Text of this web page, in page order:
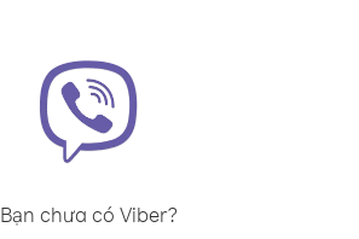
Bạn chưa có Viber?